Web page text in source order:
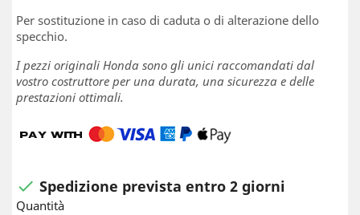
Per sostituzione in caso di caduta o di alterazione dello
specchio.
I pezzi originali Honda sono gli unici raccomandati dal
vostro costruttore per una durata, una sicurezza e delle
prestazioni ottimali.
 Spedizione prevista entro 2 giorni
Quantità